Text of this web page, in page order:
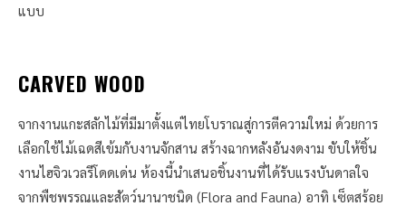
แบบ
CARVED WOOD
จากงานแกะสลักไม้ที่มีมาตั้งแต่ไทยโบราณสู่การตีความใหม่ ด้วยการ
เลือกใช้ไม้เฉดสีเข้มกับงานจักสาน สร้างฉากหลังอันงดงาม ขับให้ชิ้น
งานไฮจิวเวลรีโดดเด่น ห้องนี้นำเสนอชิ้นงานที่ได้รับแรงบันดาลใจ
จากพืชพรรณและสัตว์นานาชนิด (Flora and Fauna) อาทิ เซ็ตสร้อย